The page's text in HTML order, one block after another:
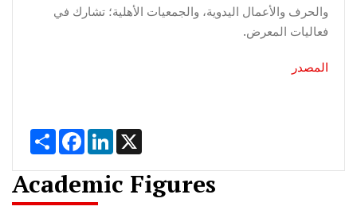
والحرف والأعمال اليدوية، والجمعيات الأهلية؛ تشارك في
فعاليات المعرض.
المصدر
Share FacebookLinkedIn
Academic Figures